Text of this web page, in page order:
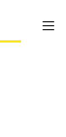
Menu